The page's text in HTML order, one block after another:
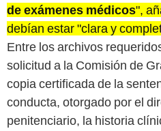
de exámenes médicos",
debían estar "clara y
Entre los archivos
solicitud a la Comisión de
copia certificada de la
conducta, otorgado por el
penitenciario, la historia